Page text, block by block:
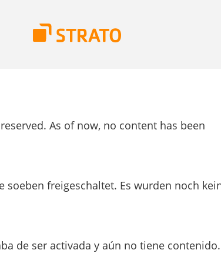
As of now, no content has been
soeben freigeschaltet. Es wurden noch
de ser activada y aún no tiene contenido.